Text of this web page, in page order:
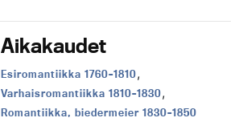
Aikakaudet
Aikakausi:
Esiromantiikka 1760–1810,
Aikakausi:
Varhaisromantiikka 1810–1830,
Aikakausi:
Romantiikka, biedermeier 1830–1850